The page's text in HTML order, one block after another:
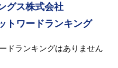
グス株式会社
トワードランキング
ドランキングはありません